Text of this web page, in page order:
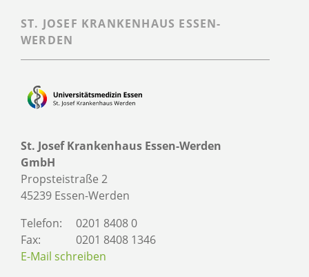
ST. JOSEF KRANKENHAUS ESSEN-
WERDEN
St. Josef Krankenhaus Essen-Werden
GmbH
Propsteistraße 2
45239 Essen-Werden
Telefon:
0201 8408 0
Fax:
0201 8408 1346
E-Mail schreiben